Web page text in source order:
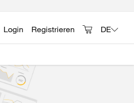
Login Registrieren DE